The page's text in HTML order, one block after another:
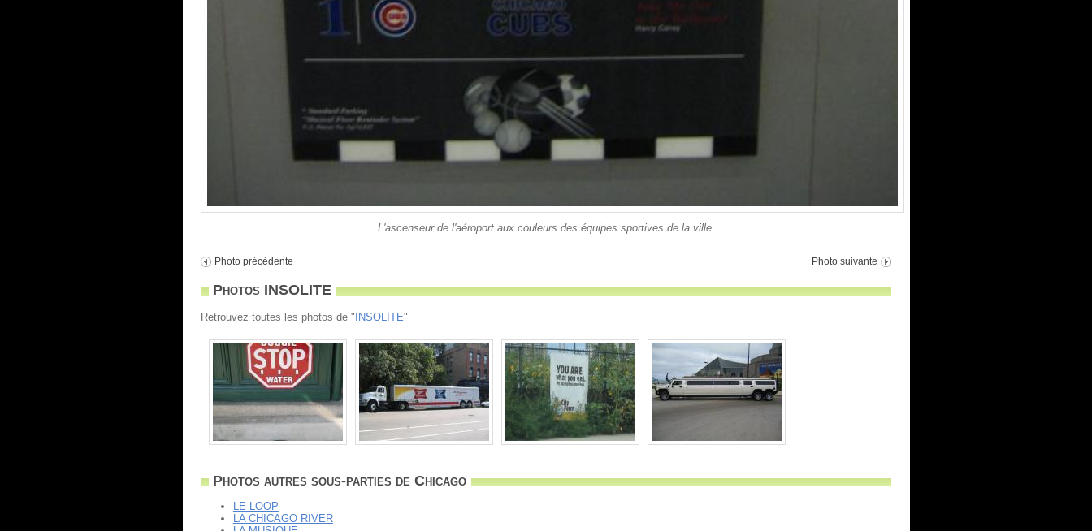
L'ascenseur de l'aéroport aux couleurs des équipes sportives de la ville.
Photo précédente Photo suivante
Photos INSOLITE
Retrouvez toutes les photos de "INSOLITE"
Photos autres sous-parties de Chicago
LE LOOP
LA CHICAGO RIVER